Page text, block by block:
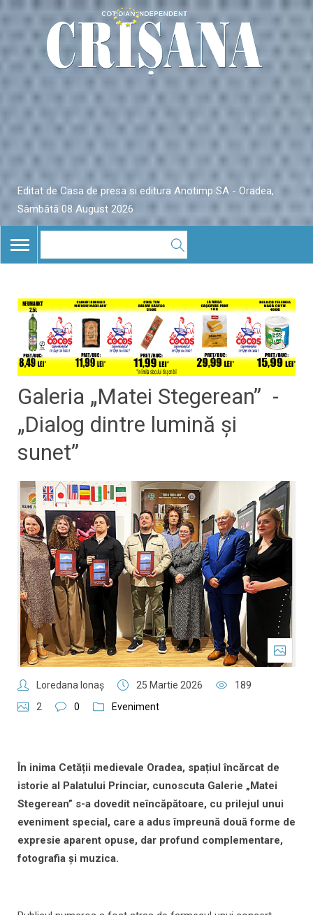
Editat de Casa de presa si editura Anotimp SA - Oradea,
Sâmbătă 08 August 2026
TOGGLE
NAVIGATION
Galeria „Matei Stegerean” -
„Dialog dintre lumină și
sunet”
Loredana Ionaş 25 Martie 2026
189
2
0 Eveniment
În inima Cetății medievale Oradea, spațiulîncărcat de
istorie al Palatului Princiar, cunoscuta Galerie „ Matei
Stegerean” s-a dovedit neîncăpătoare, cu prilejul unui
eveniment special, care a adusîmpreună douăforme de
expresie aparent opuse, dar profund complementare,
fotografia și muzica.